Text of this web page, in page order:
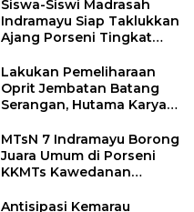
Siswa-Siswi Madrasah
Indramayu Siap Taklukkan
Ajang Porseni Tingkat
Lakukan Pemeliharaan
Oprit Jembatan Batang
Serangan, Hutama Karya
55 Tol Binjai–Langsa
MTsN 7 Indramayu Borong
Juara Umum di Porseni
KKMTs Kawedanan
Antisipasi Kemarau